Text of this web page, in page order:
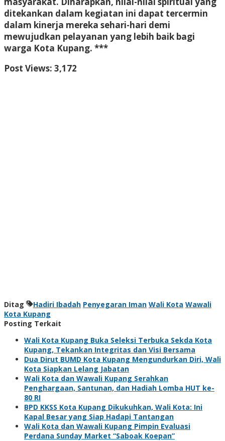
ditekankan dalam kegiatan ini dapat tercermin
dalam kinerja mereka sehari-hari demi
mewujudkan pelayanan yang lebih baik bagi
warga Kota Kupang. ***
Post Views: 3,172
Ditag Hadiri Ibadah Penyegaran Iman Wali Kota Wawali
Kota Kupang
Posting Terkait
Wali Kota Kupang Buka Seleksi Terbuka Sekda Kota
Kupang, Tekankan Integritas dan Visi Bersama
Dua Dirut BUMD Kota Kupang Mengundurkan Diri, Wali
Kota Siapkan Lelang Jabatan
Wali Kota dan Wawali Kupang Serahkan
Penghargaan, Santunan, dan Hadiah Lomba HUT ke-
80 RI
BPD KKSS Kota Kupang Dikukuhkan, Wali Kota: Ini
Kapal Besar yang Siap Hadapi Tantangan
Wali Kota dan Wawali Kupang Pimpin Evaluasi
Perdana Sunday Market “Saboak Koepan”